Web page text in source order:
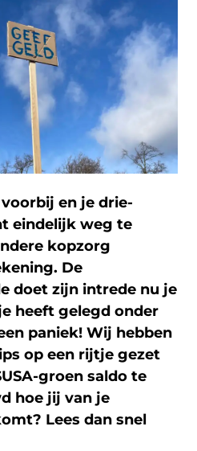
en je drie-
eindelijk weg te
kopzorg
De
doet zijn intrede nu je
heeft gelegd onder
paniek! Wij hebben
op een rijtje gezet
groen saldo te
hoe jij van je
Lees dan snel